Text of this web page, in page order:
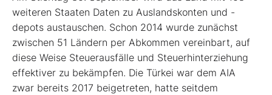
weiteren Staaten Daten zu Auslandskonten und -
depots austauschen. Schon 2014 wurde zunächst
zwischen 51 Ländern per Abkommen vereinbart, auf
diese Weise Steuerausfälle und Steuerhinterziehung
effektiver zu bekämpfen. Die Türkei war dem AIA
zwar bereits 2017 beigetreten, hatte seitdem